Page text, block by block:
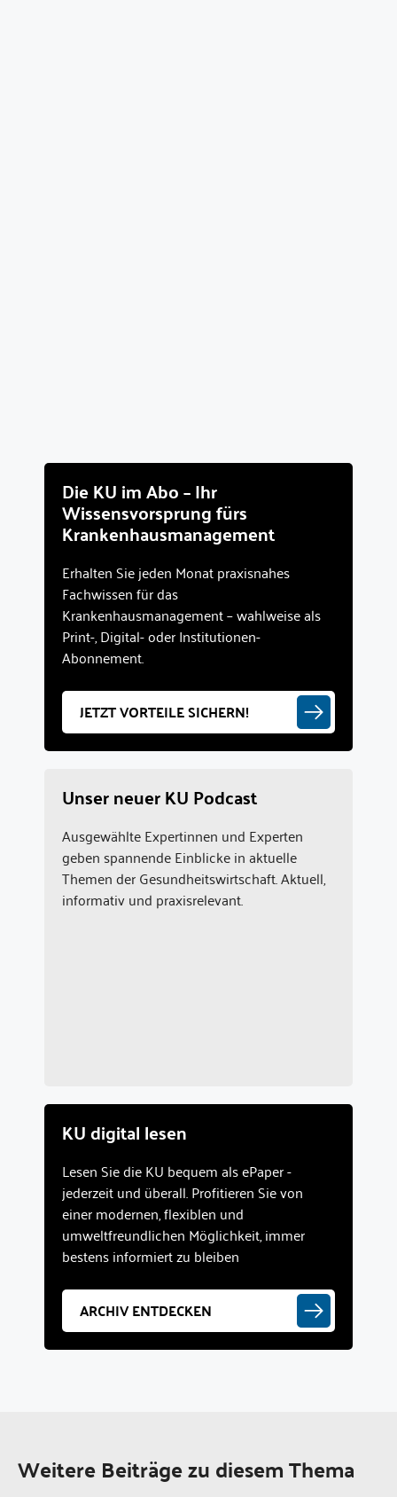
Die KU im Abo – Ihr
Wissensvorsprung fürs
Krankenhausmanagement
Erhalten Sie jeden Monat praxisnahes
Fachwissen für das
Krankenhausmanagement – wahlweise als
Print-, Digital- oder Institutionen-
Abonnement.
JETZT VORTEILE SICHERN!
Unser neuer KU Podcast
Ausgewählte Expertinnen und Experten
geben spannende Einblicke in aktuelle
Themen der Gesundheitswirtschaft. Aktuell,
informativ und praxisrelevant.
KU digital lesen
Lesen Sie die KU bequem als ePaper -
jederzeit und überall. Profitieren Sie von
einer modernen, flexiblen und
umweltfreundlichen Möglichkeit, immer
bestens informiert zu bleiben
ARCHIV ENTDECKEN
Weitere Beiträge zu diesem Thema